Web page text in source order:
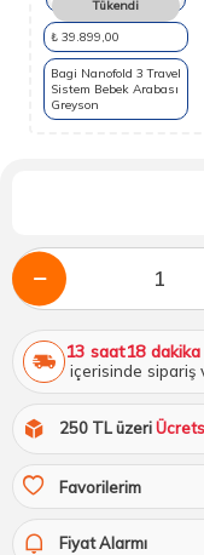
Tükendi
₺ 39.899,00
Bagi Nanofold 3 Travel
Sistem Bebek Arabası
Greyson
13 saat18 dakika
içerisinde sipariş
250 TL üzeri
Favorilerim
Fiyat Alarmı